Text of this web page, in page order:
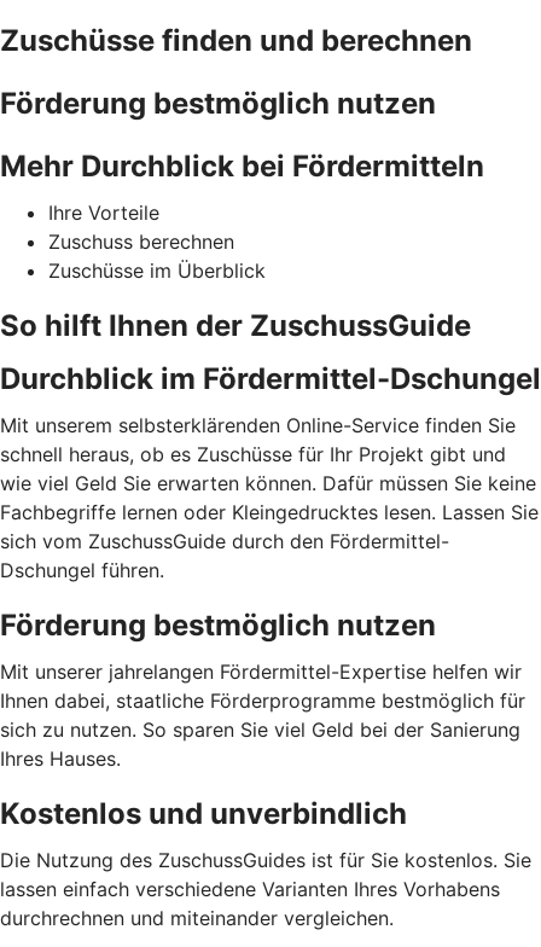
Zuschüsse finden und berechnen
Förderung bestmöglich nutzen
Mehr Durchblick bei Fördermitteln
Ihre Vorteile
Zuschuss berechnen
Zuschüsse im Überblick
So hilft Ihnen der ZuschussGuide
Durchblick im Fördermittel-Dschungel
Mit unserem selbsterklärenden Online-Service finden Sie
schnell heraus, ob es Zuschüsse für Ihr Projekt gibt und
wie viel Geld Sie erwarten können. Dafür müssen Sie keine
Fachbegriffe lernen oder Kleingedrucktes lesen. Lassen Sie
sich vom ZuschussGuide durch den Fördermittel-
Dschungel führen.
Förderung bestmöglich nutzen
Mit unserer jahrelangen Fördermittel-Expertise helfen wir
Ihnen dabei, staatliche Förderprogramme bestmöglich für
sich zu nutzen. So sparen Sie viel Geld bei der Sanierung
Ihres Hauses.
Kostenlos und unverbindlich
Die Nutzung des ZuschussGuides ist für Sie kostenlos. Sie
lassen einfach verschiedene Varianten Ihres Vorhabens
durchrechnen und miteinander vergleichen.